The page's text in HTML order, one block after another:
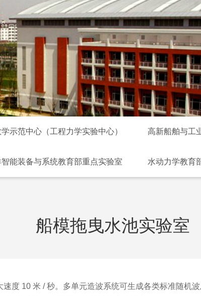
示范中心（工程力学实验中心） 高新船舶与工
能装备与系统教育部重点实验室 水动力学教育
船模拖曳水池实验室
10 米 / 秒。多单元造波系统可生成各类标准随机波